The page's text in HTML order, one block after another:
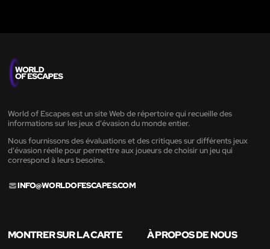
World of Escapes est un site Web de répertoire qui recueille des
informations sur les jeux d'évasion du monde entier.
Nous fournissons des évaluations et des critiques sur différents jeux
d'évasion réelle pour permettre aux joueurs de choisir un jeu qui
correspond à leurs besoins.
INFO@WORLDOFESCAPES.COM
MONTRER SUR LA CARTE À PROPOS DE NOUS